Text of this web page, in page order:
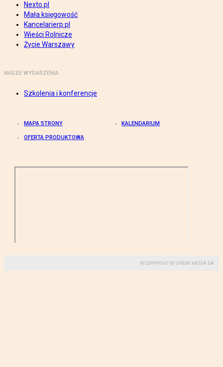
Nexto.pl
Mała księgowość
Kancelarierp.pl
Wieści Rolnicze
Życie Warszawy
NASZE WYDARZENIA
Szkolenia i konferencje
MAPA STRONY KALENDARIUM
OFERTA PRODUKTOWA
© COPYRIGHT BY GREMI MEDIA SA